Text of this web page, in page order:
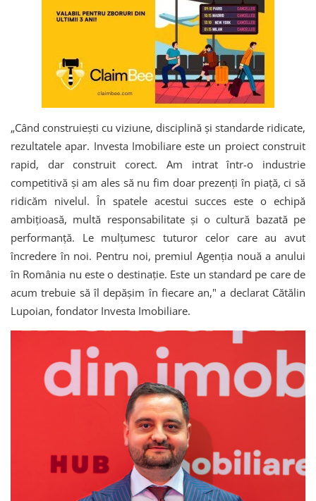
„Când construiești cu viziune, disciplină și standarde ridicate,
rezultatele apar. Investa Imobiliare este un proiect construit
rapid, dar construit corect. Am intrat într-o industrie
competitivă și am ales să nu fim doar prezenți în piață, ci să
ridicăm nivelul. În spatele acestui succes este o echipă
ambițioasă, multă responsabilitate și o cultură bazată pe
performanță. Le mulțumesc tuturor celor care au avut
încredere în noi. Pentru noi, premiul Agenția nouă a anului
în România nu este o destinație. Este un standard pe care de
acum trebuie să îl depășim în fiecare an," a declarat Cătălin
Lupoian, fondator Investa Imobiliare.